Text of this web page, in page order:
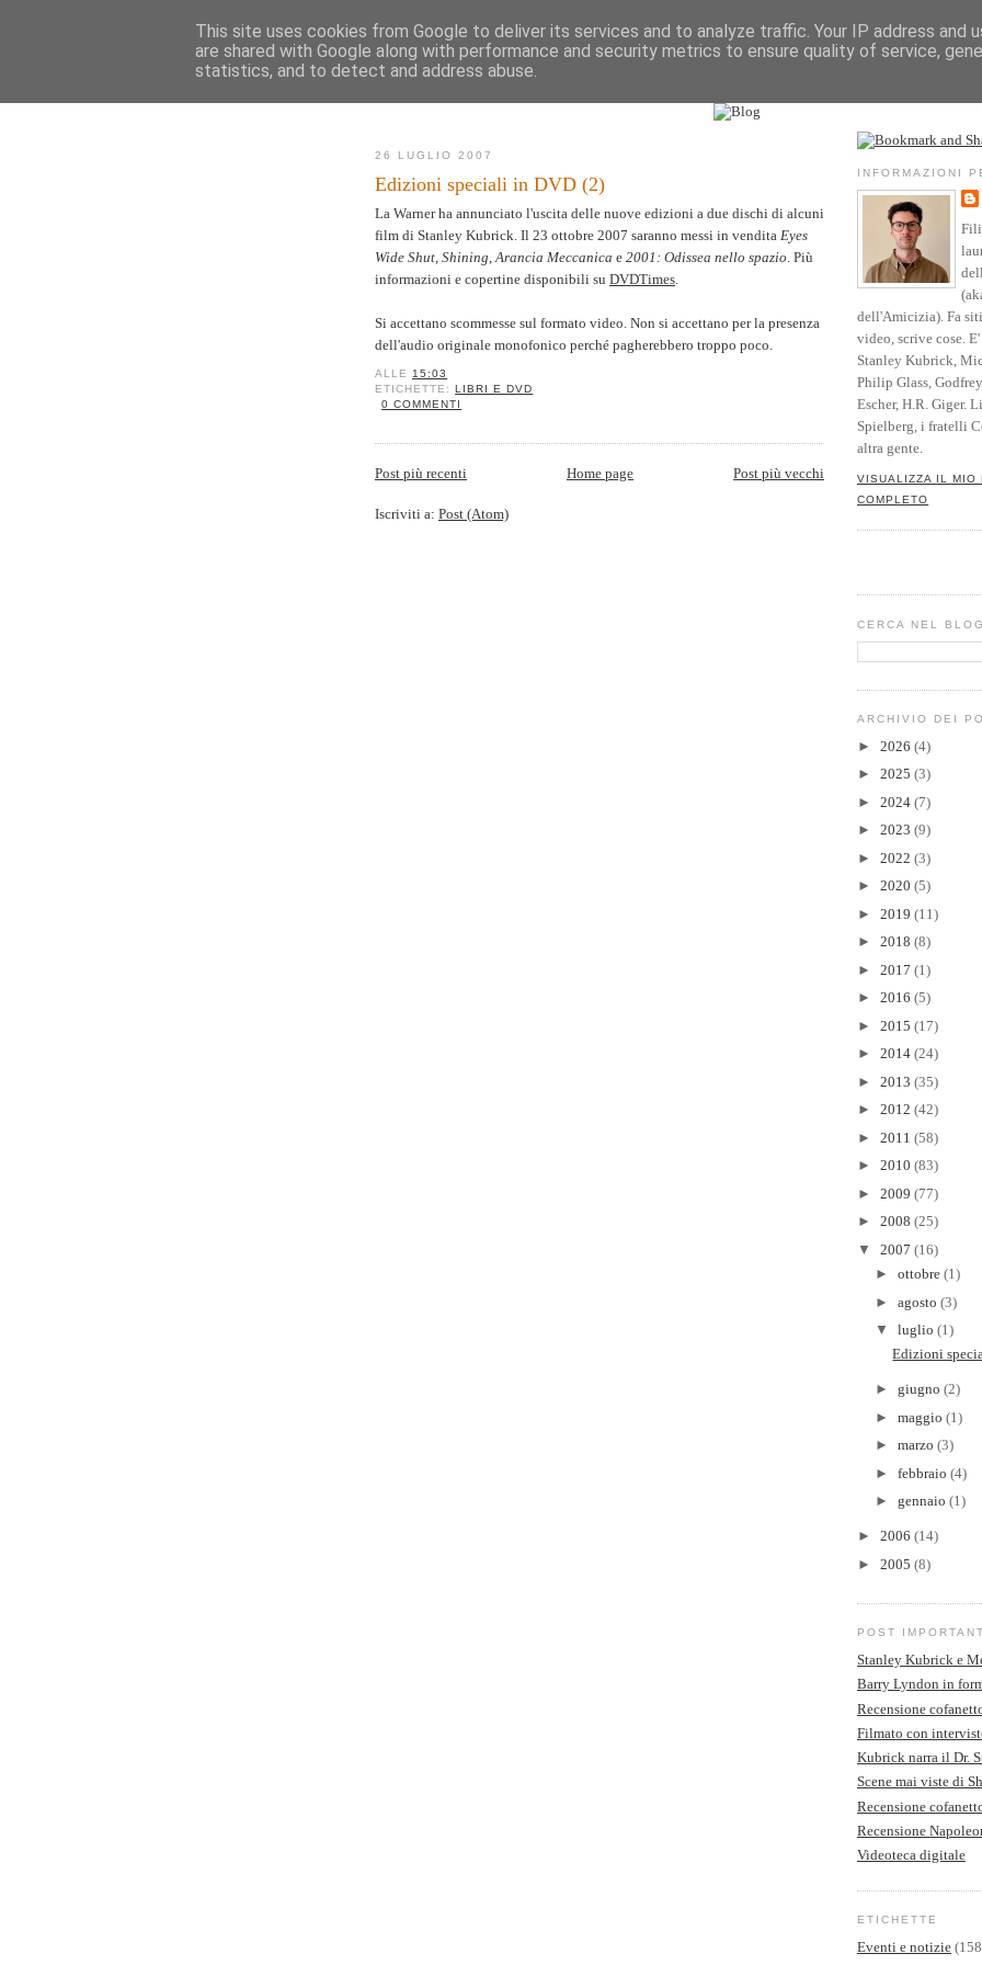
AK
Novità Mappa del sito
Vita Opere Parole Testimonianze
26 LUGLIO 2007
Edizioni speciali in DVD (2)
La Warner ha annunciato l'uscita delle nuove edizioni a due dischi di alcuni
film di Stanley Kubrick. Il 23 ottobre 2007 saranno messi in vendita Eyes
Wide Shut Shining Arancia Meccanica e 2001: Odissea nello spazio . Più
informazioni e copertine disponibili su DVDTimes
Si accettano scommesse sul formato video. Non si accettano per la presenza
dell'audio originale monofonico perché pagherebbero troppo poco.
ALLE15:03
ETICHETTE: LIBRI E DVD
0 COMMENTI
Post più recenti Post più vecchi
Home page
Iscriviti a: Post (Atom)
INFORMAZIONI
dell'Amicizia). Fa
video, scrive cose.
Stanley Kubrick,
Philip Glass,
Escher, H.R. Giger.
Spielberg, i fratelli
altra gente.
VISUALIZZA IL MIO
COMPLETO
CERCA NEL BLOG
ARCHIVIO DEI
► 2026 (4)
► 2025 (3)
► 2024 (7)
► 2023 (9)
► 2022 (3)
► 2020 (5)
► 2019 (11)
► 2018 (8)
► 2017 (1)
► 2016 (5)
► 2015 (17)
► 2014 (24)
► 2013 (35)
► 2012 (42)
► 2011 (58)
► 2010 (83)
► 2009 (77)
► 2008 (25)
▼ 2007 (16)
► ottobre (1)
► agosto (3)
▼ luglio (1)
Edizioni
► giugno (2)
► maggio (1)
► marzo (3)
► febbraio (4)
► gennaio (1)
► 2006 (14)
► 2005 (8)
POST
Stanley Kubrick e
Barry Lyndon in
Recensione
Filmato con
Kubrick narra il Dr.
Scene mai viste di
Recensione
Recensione
Videoteca digitale
ETICHETTE
Eventi e notizie
This site uses cookies from Google to deliver its services and to analyze traffic. Your IP address and
are shared with Google along with performance and security metrics to ensure quality of service,
statistics, and to detect and address abuse.